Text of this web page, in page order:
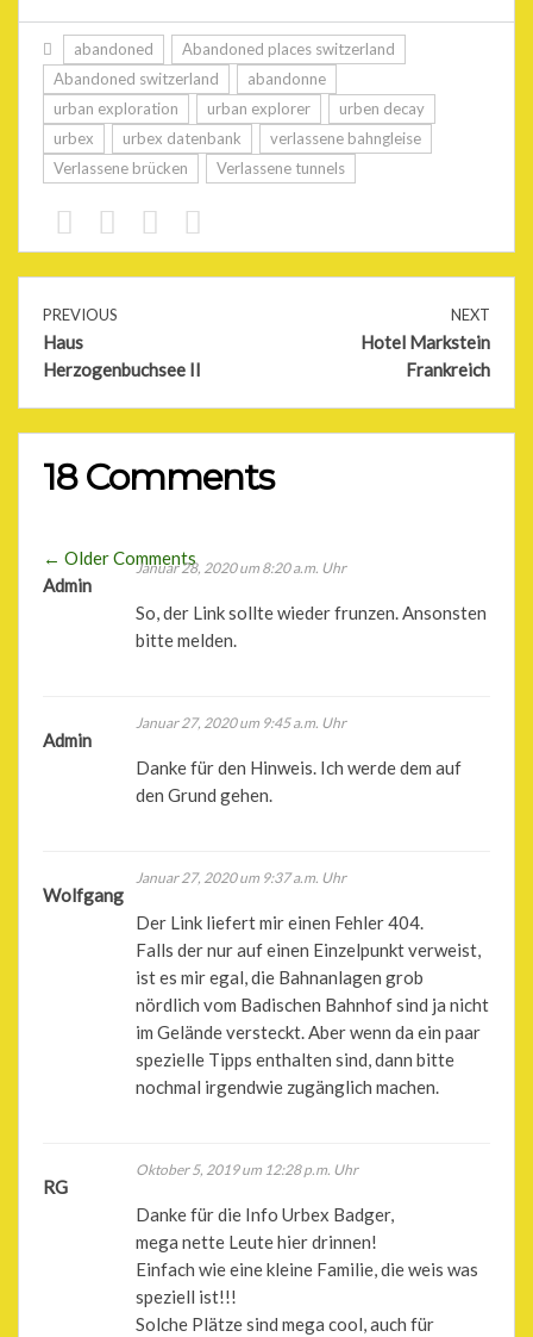
abandoned
Abandoned places switzerland
Abandoned switzerland
abandonne
urban exploration
urban explorer
urben decay
urbex
urbex datenbank
verlassene bahngleise
Verlassene brücken
Verlassene tunnels
PREVIOUS
Haus
Herzogenbuchsee II
NEXT
Hotel Markstein
Frankreich
18 Comments
Comment
navigation
← Older Comments
Admin
Januar 28, 2020 um 8:20 a.m. Uhr
So, der Link sollte wieder frunzen. Ansonsten
bitte melden.
Admin
Januar 27, 2020 um 9:45 a.m. Uhr
Danke für den Hinweis. Ich werde dem auf
den Grund gehen.
Wolfgang
Januar 27, 2020 um 9:37 a.m. Uhr
Der Link liefert mir einen Fehler 404.
Falls der nur auf einen Einzelpunkt verweist,
ist es mir egal, die Bahnanlagen grob
nördlich vom Badischen Bahnhof sind ja nicht
im Gelände versteckt. Aber wenn da ein paar
spezielle Tipps enthalten sind, dann bitte
nochmal irgendwie zugänglich machen.
RG
Oktober 5, 2019 um 12:28 p.m. Uhr
Danke für die Info Urbex Badger,
mega nette Leute hier drinnen!
Einfach wie eine kleine Familie, die weis was
speziell ist!!!
Solche Plätze sind mega cool, auch für
Comment
navigation